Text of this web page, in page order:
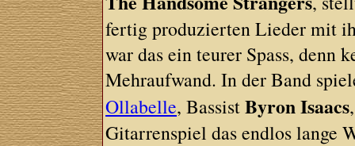
fertig produzierten Lieder mit
war das ein teurer Spass, denn
Mehraufwand. In der Band
Ollabelle, BassistByron Isaacs
Gitarrenspiel das endlos lange